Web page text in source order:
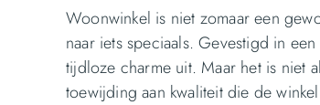
Woonwinkel is niet zomaar een
naar iets speciaals. Gevestigd in
tijdloze charme uit. Maar het is niet
toewijding aan kwaliteit die de